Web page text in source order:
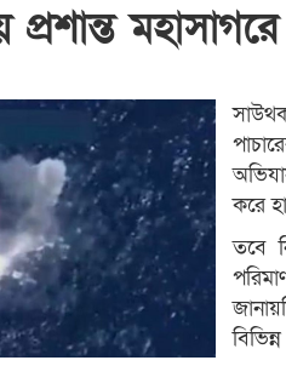
প্রশান্ত
করে
তবে